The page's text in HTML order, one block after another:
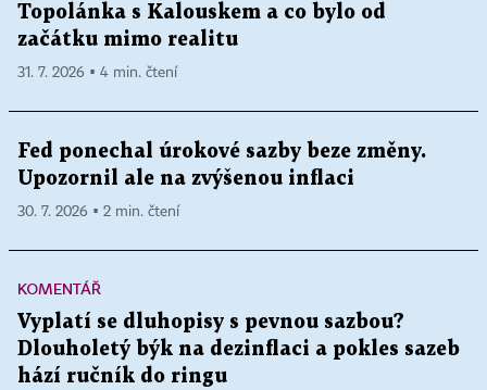
Topolánka s Kalouskem a co bylo od
začátku mimo realitu
31. 7. 2026 ▪ 4 min. čtení
Fed ponechal úrokové sazby beze změny.
Upozornil ale na zvýšenou inflaci
30. 7. 2026 ▪ 2 min. čtení
KOMENTÁŘ
Vyplatí se dluhopisy s pevnou sazbou?
Dlouholetý býk na dezinflaci a pokles sazeb
hází ručník do ringu